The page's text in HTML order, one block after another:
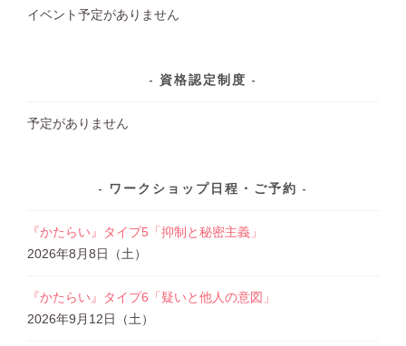
イベント予定がありません
資格認定制度
予定がありません
ワークショップ日程・ご予約
『かたらい』タイプ5「抑制と秘密主義」
2026年8月8日（土）
『かたらい』タイプ6「疑いと他人の意図」
2026年9月12日（土）